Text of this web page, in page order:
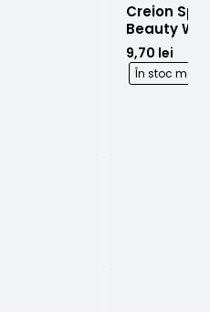
Creion
Beauty
No3
În stoc
9,70 lei